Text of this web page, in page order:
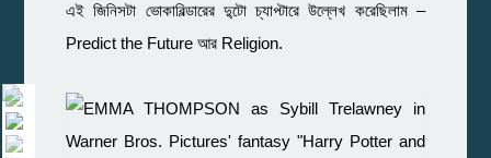
এই জিনিসটা ভোকাবিল্ডারের দু্টো চ্যাপ্টারে উল্লেখ করেছিলাম –
Predict the Future আর Religion.